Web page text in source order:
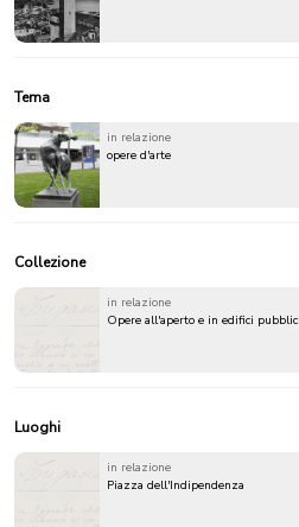
Tema
in relazione
opere d'arte
Collezione
in relazione
Opere all'aperto e in edifici pubblici
Luoghi
in relazione
Piazza dell'Indipendenza